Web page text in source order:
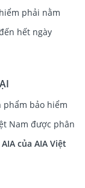
phải nằm
hết ngày
phẩm bảo hiểm
Nam được phân
của AIA Việt